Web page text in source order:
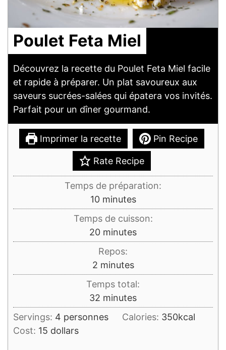
Poulet Feta Miel
Découvrez la recette du Poulet Feta Miel facile
et rapide à préparer. Un plat savoureux aux
saveurs sucrées-salées qui épatera vos invités.
Parfait pour un dîner gourmand.
Imprimer la recette Pin Recipe
Rate Recipe
Temps de préparation:
10minutes
minutes
Temps de cuisson:
20minutes
minutes
Repos:
2minutes
minutes
Temps total:
32 minutes
minutes
Servings: 4 personnes Calories: 350kcal
Cost: 15 dollars